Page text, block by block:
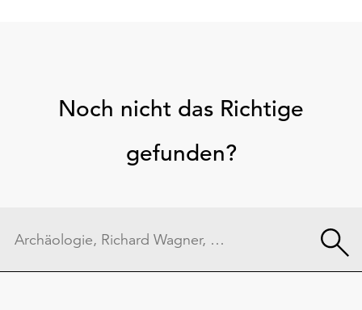
Noch nicht das Richtige
gefunden?